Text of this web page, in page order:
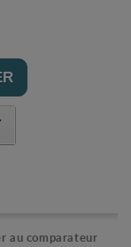
au comparateur